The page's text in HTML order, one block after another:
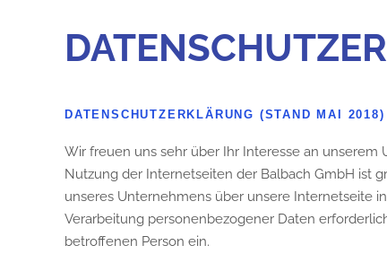
DATENSCHUTZERKLÄRUNG (STAND MAI 2018)
Wir freuen uns sehr über Ihr Interesse an
Nutzung der Internetseiten der Balbach GmbH ist
unseres Unternehmens über unsere Internetseite
Verarbeitung personenbezogener Daten
betroffenen Person ein.